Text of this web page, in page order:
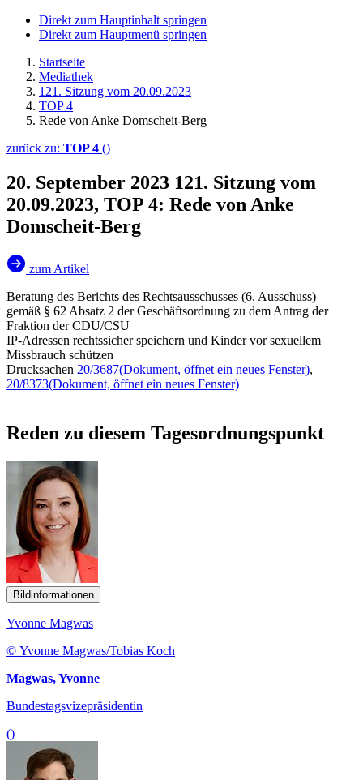
Direkt zum Hauptinhalt springen
Direkt zum Hauptmenü springen
Startseite
Mediathek
121. Sitzung vom 20.09.2023
TOP 4
Rede von Anke Domscheit-Berg
zurück zu: TOP 4 ()
20. September 2023 121. Sitzung vom
20.09.2023, TOP 4: Rede von Anke
Domscheit-Berg
zum Artikel
Beratung des Berichts des Rechtsausschusses (6. Ausschuss)
gemäß § 62 Absatz 2 der Geschäftsordnung zu dem Antrag der
Fraktion der CDU/CSU
IP-Adressen rechtssicher speichern und Kinder vor sexuellem
Missbrauch schützen
Drucksachen 20/3687(Dokument, öffnet ein neues Fenster),
20/8373(Dokument, öffnet ein neues Fenster)
Reden zu diesem Tagesordnungspunkt
Bildinformationen
Yvonne Magwas
© Yvonne Magwas/Tobias Koch
Magwas, Yvonne
Bundestagsvizepräsidentin
()